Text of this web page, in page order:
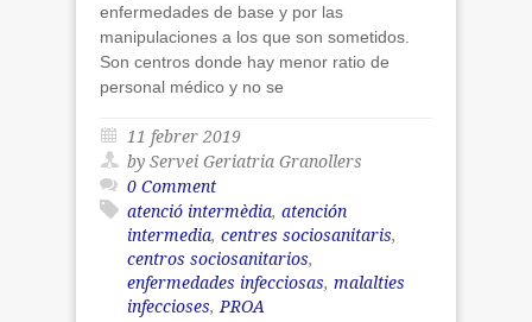
enfermedades de base y por las
manipulaciones a los que son sometidos.
Son centros donde hay menor ratio de
personal médico y no se
11 febrer 2019
by Servei Geriatria Granollers
0 Comment
atenció intermèdia, atención
intermedia, centres sociosanitaris,
centros sociosanitarios,
enfermedades infecciosas, malalties
infeccioses, PROA